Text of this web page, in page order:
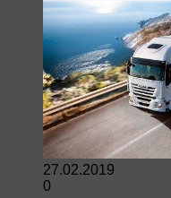
27.02.2019
0